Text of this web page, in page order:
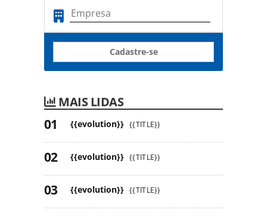
Cadastre-se
MAIS LIDAS
{{evolution}} {{TITLE}}
{{evolution}} {{TITLE}}
{{evolution}} {{TITLE}}